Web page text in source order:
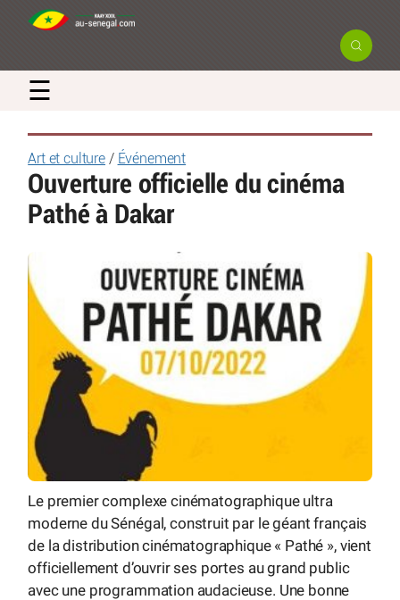
☰
Art et culture / Événement
Ouverture officielle du cinéma
Pathé à Dakar
Le premier complexe cinématographique ultra
moderne du Sénégal, construit par le géant français
de la distribution cinématographique « Pathé », vient
officiellement d’ouvrir ses portes au grand public
avec une programmation audacieuse. Une bonne